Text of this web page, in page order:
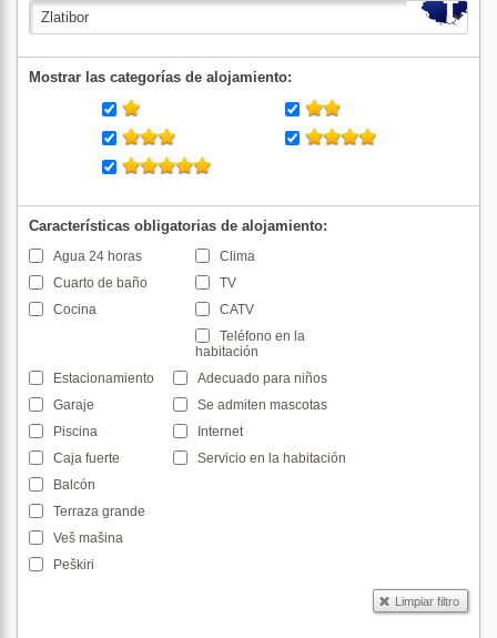
Mostrar las categorías de alojamiento:
Características obligatorias de alojamiento:
Agua 24 horas
Cuarto de baño
Cocina
Clima
TV
CATV
Teléfono en la
habitación
Estacionamiento
Garaje
Piscina
Caja fuerte
Adecuado para niños
Se admiten mascotas
Internet
Servicio en la habitación
Balcón
Terraza grande
Veš mašina
Peškiri